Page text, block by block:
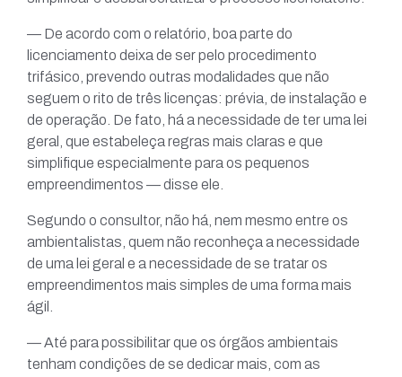
— De acordo com o relatório, boa parte do
licenciamento deixa de ser pelo procedimento
trifásico, prevendo outras modalidades que não
seguem o rito de três licenças: prévia, de instalação e
de operação. De fato, há a necessidade de ter uma lei
geral, que estabeleça regras mais claras e que
simplifique especialmente para os pequenos
empreendimentos — disse ele.
Segundo o consultor, não há, nem mesmo entre os
ambientalistas, quem não reconheça a necessidade
de uma lei geral e a necessidade de se tratar os
empreendimentos mais simples de uma forma mais
ágil.
— Até para possibilitar que os órgãos ambientais
tenham condições de se dedicar mais, com as